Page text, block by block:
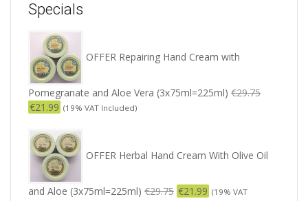
Specials
OFFER Repairing Hand Cream with
Pomegranate and Aloe Vera (3x75ml=225ml) €29.75
€21.99 (19% VAT Included)
OFFER Herbal Hand Cream With Olive Oil
and Aloe (3x75ml=225ml) €29.75 €21.99 (19% VAT